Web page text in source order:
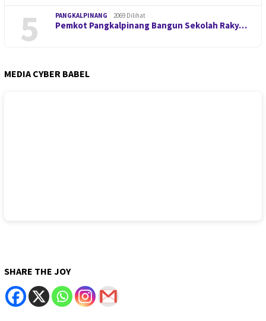
5 PANGKALPINANG 2069 Dilihat
Pemkot Pangkalpinang Bangun Sekolah Raky…
MEDIA CYBER BABEL
SHARE THE JOY